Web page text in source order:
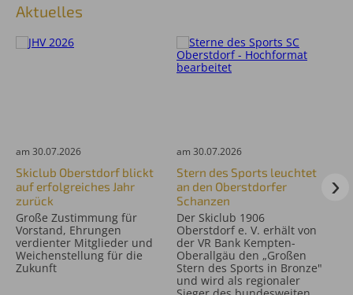
Aktuelles
am 30.07.2026
Skiclub Oberstdorf blickt
auf erfolgreiches Jahr
zurück
Große Zustimmung für
Vorstand, Ehrungen
verdienter Mitglieder und
Weichenstellung für die
Zukunft
am 30.07.2026
Stern des Sports leuchtet
an den Oberstdorfer
Schanzen
Der Skiclub 1906
Oberstdorf e. V. erhält von
der VR Bank Kempten-
Oberallgäu den „Großen
Stern des Sports in Bronze"
und wird als regionaler